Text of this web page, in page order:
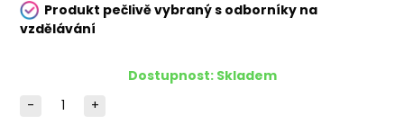
Produkt pečlivě vybraný s odborníky na
vzdělávání
Dostupnost: Skladem
- +